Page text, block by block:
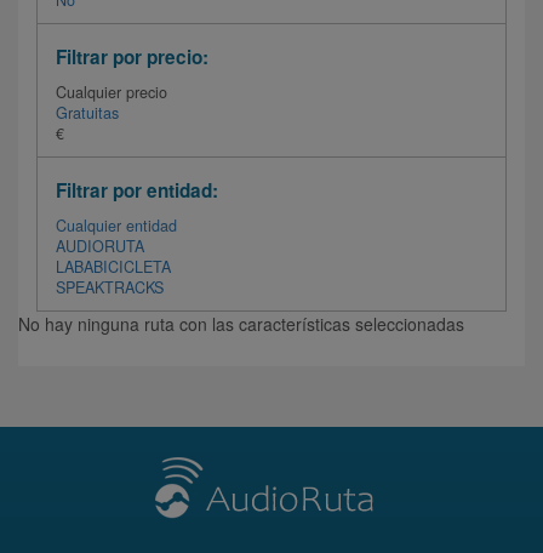
Filtrar por precio:
Cualquier precio
Gratuitas
€
Filtrar por entidad:
Cualquier entidad
AUDIORUTA
LABABICICLETA
SPEAKTRACKS
No hay ninguna ruta con las características seleccionadas